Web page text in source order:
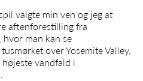
valgte min ven og jeg at
aftenforestilling fra
man kan se
over Yosemite Valley,
vandfald i